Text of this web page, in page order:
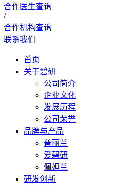
合作医生查询
/
合作机构查询
联系我们
首页
关于碧研
公司简介
企业文化
发展历程
公司荣誉
品牌与产品
普丽兰
爱碧研
佩妲兰
研发创新